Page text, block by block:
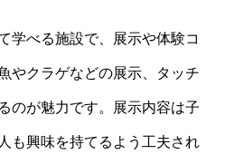
学べる施設で、展示や体験コ
やクラゲなどの展示、タッチ
のが魅力です。展示内容は子
も興味を持てるよう工夫され